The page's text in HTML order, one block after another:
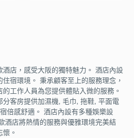
店，感受大阪的獨特魅力。 酒店內設
宿環境。 秉承顧客至上的服務理念，
工作人員為您提供體貼入微的服務。
客房提供加濕機, 毛巾, 拖鞋, 平面電
倍感舒適。 酒店內設有多種娛樂設
酒店將熱情的服務與優雅環境完美結
。